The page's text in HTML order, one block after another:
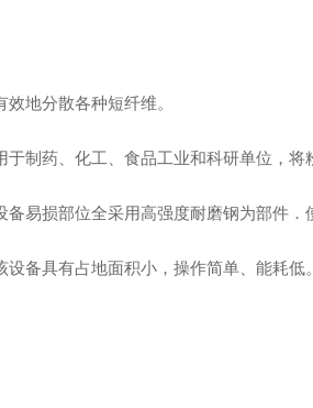
地分散各种短纤维。
于制药、化工、食品工业和科研单位，将
备易损部位全采用高强度耐磨钢为部件．
备具有占地面积小，操作简单、能耗低。